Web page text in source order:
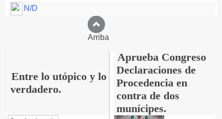
N/D
Arriba
Entre lo utópico y lo
verdadero.
Aprueba Congreso
Declaraciones de
Procedencia en
contra de dos
munícipes.